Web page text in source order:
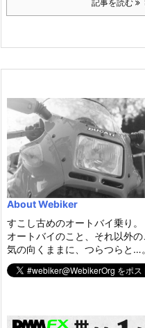
記事を読む
About Webiker
すこし古めのオートバイ乗り。
オートバイのこと、それ以外の
気の向くままに、つらつらと…。